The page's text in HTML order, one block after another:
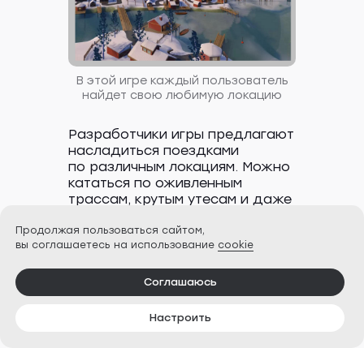
Продолжая пользоваться сайтом,
вы соглашаетесь на использование cookie
Соглашаюсь
Настроить
В этой игре каждый пользователь
найдет свою любимую локацию
Разработчики игры предлагают
насладиться поездками
по различным локациям. Можно
кататься по оживленным
трассам, крутым утесам и даже
маршрутов, чтобы находить
секретные места.
Как пользоваться.Управление
героем несложное —
достаточно освоить несколько
движений. Чтобы лыжник